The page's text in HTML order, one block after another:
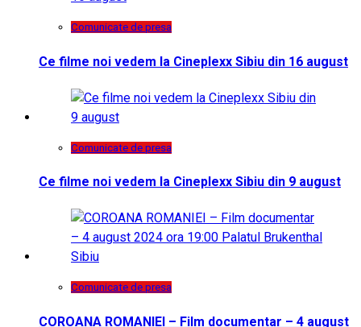
Comunicate de presa
Ce filme noi vedem la Cineplexx Sibiu din 16 august
Comunicate de presa
Ce filme noi vedem la Cineplexx Sibiu din 9 august
Comunicate de presa
COROANA ROMANIEI – Film documentar – 4 august